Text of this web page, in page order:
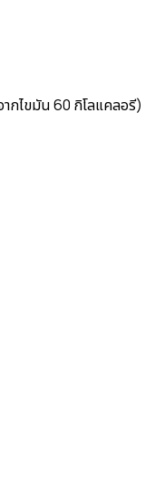
กไขมัน 60 กิโลแคลอรี)